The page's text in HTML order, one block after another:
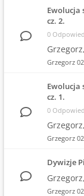
Ewolucja
cz. 2.
0
Grzegorz,
Grzegorz
Ewolucja
cz. 1.
0
Grzegorz,
Grzegorz
Dywizje
Grzegorz,
Grzegorz